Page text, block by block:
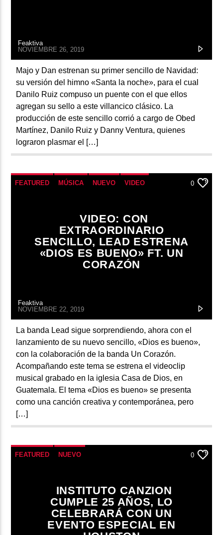
Feaktiva
NOVIEMBRE 26, 2019
Majo y Dan estrenan su primer sencillo de Navidad:
su versión del himno «Santa la noche», para el cual
Danilo Ruiz compuso un puente con el que ellos
agregan su sello a este villancico clásico. La
producción de este sencillo corrió a cargo de Obed
Martínez, Danilo Ruiz y Danny Ventura, quienes
lograron plasmar el […]
FEATURED MÚSICA NUEVO VIDEO 0
VIDEO: CON
EXTRAORDINARIO
SENCILLO, LEAD ESTRENA
«DIOS ES BUENO» FT. UN
CORAZÓN
Feaktiva
NOVIEMBRE 22, 2019
La banda Lead sigue sorprendiendo, ahora con el
lanzamiento de su nuevo sencillo, «Dios es bueno»,
con la colaboración de la banda Un Corazón.
Acompañando este tema se estrena el videoclip
musical grabado en la iglesia Casa de Dios, en
Guatemala. El tema «Dios es bueno» se presenta
como una canción creativa y contemporánea, pero
[…]
FEATURED NUEVO 0
INSTITUTO CANZION
CUMPLE 25 AÑOS, LO
CELEBRARÁ CON UN
EVENTO ESPECIAL EN